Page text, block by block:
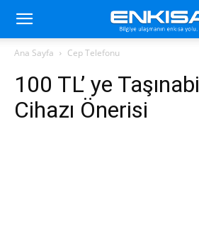
Ana Sayfa Cep Telefonu
100 TL’ ye
Cihazı Önerisi